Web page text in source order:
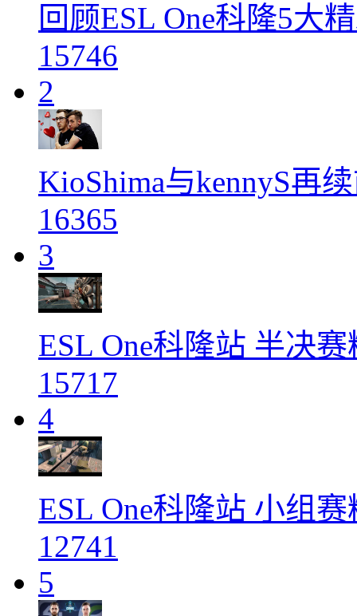
回顾ESL One科隆5大
15746
2
KioShima与kennyS再
16365
3
ESL One科隆站 半决
15717
4
ESL One科隆站 小组
12741
5